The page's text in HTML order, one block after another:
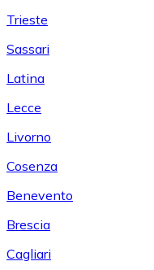
Trieste
Sassari
Latina
Lecce
Livorno
Cosenza
Benevento
Brescia
Cagliari